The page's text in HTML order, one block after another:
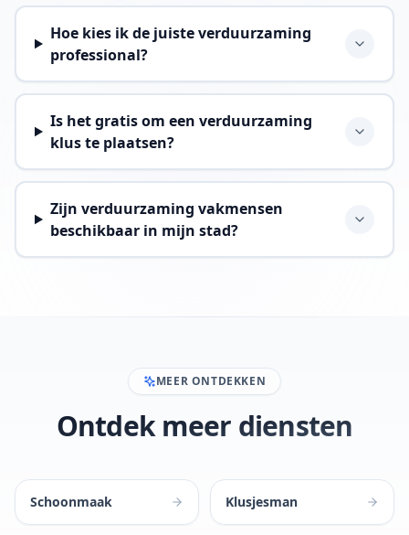
Hoe kies ik de juiste verduurzaming
professional?
Is het gratis om een verduurzaming
klus te plaatsen?
Zijn verduurzaming vakmensen
beschikbaar in mijn stad?
MEER ONTDEKKEN
Ontdek meer diensten
Schoonmaak Klusjesman